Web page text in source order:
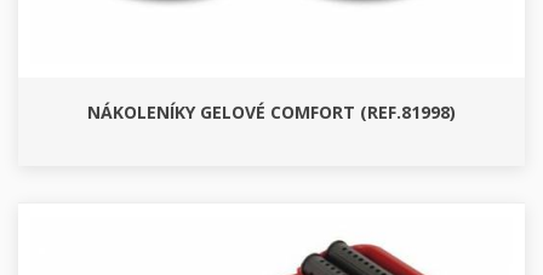
NÁKOLENÍKY GELOVÉ COMFORT (REF.81998)